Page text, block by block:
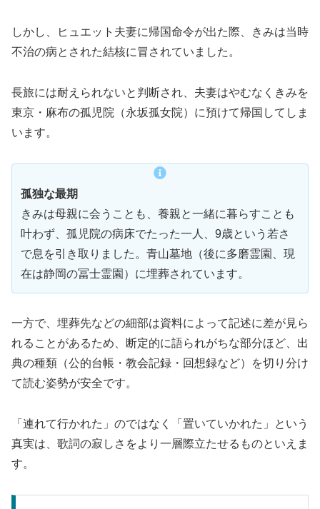
しかし、ヒュエット夫妻に帰国命令が出た際、きみは当時
不治の病とされた結核に冒されていました。
長旅には耐えられないと判断され、夫妻はやむなくきみを
東京・麻布の孤児院（永坂孤女院）に預けて帰国してしま
います。
孤独な最期
きみは母親に会うことも、養親と一緒に暮らすことも
叶わず、孤児院の病床でたった一人、9歳という若さ
で息を引き取りました。青山墓地（後に多磨霊園、現
在は静岡の冨士霊園）に埋葬されています。
一方で、埋葬先などの細部は資料によって記述に差が見ら
れることがあるため、断定的に語られがちな部分ほど、出
典の種類（公的台帳・教会記録・回想録など）を切り分け
て読む姿勢が安全です。
「連れて行かれた」のではなく「置いていかれた」という
真実は、歌詞の寂しさをより一層際立たせるものといえま
す。